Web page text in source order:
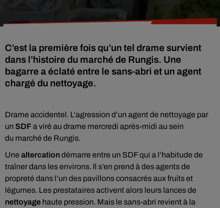
C’est la première fois qu’un tel drame survient
dans l’histoire du marché de Rungis. Une
bagarre a éclaté entre le sans-abri et un agent
chargé du nettoyage.
Drame accidentel. L’agression d’un agent de nettoyage par
un SDF a viré au drame mercredi après-midi au sein
du marché de Rungis.
Une altercationdémarre entre un SDF qui a l’habitude de
traîner dans les environs. Il s’en prend à des agents de
propreté dans l’un des pavillons consacrés aux fruits et
légumes. Les prestataires activent alors leurs lances de
nettoyage haute pression. Mais le sans-abri revient à la